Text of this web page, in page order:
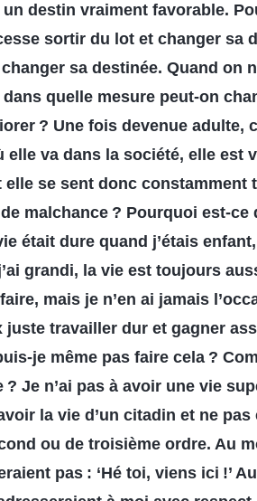
destin vraiment favorable.
sortir du lot et changer sa
sa destinée. Quand on
quelle mesure peut-on
? Une fois devenue adulte,
va dans la société, elle est
se sent donc constamment
malchance ? Pourquoi est-ce
était dure quand j’étais
grandi, la vie est toujours
mais je n’en ai jamais
travailler dur et gagner
je même pas faire cela ?
Je n’ai pas à avoir une vie
la vie d’un citadin et ne
ou de troisième ordre. Au
pas : ‘Hé toi, viens ici !’